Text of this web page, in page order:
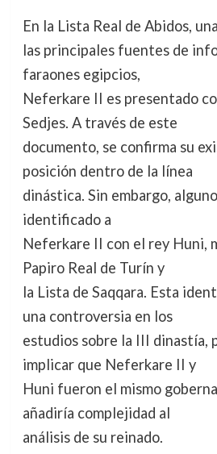
En la Lista Real de Abidos,
las principales fuentes de
faraones egipcios,
Neferkare II es presentado
Sedjes. A través de este
documento, se confirma su
posición dentro de la línea
dinástica. Sin embargo,
identificado a
Neferkare II con el rey Huni,
Papiro Real de Turín y
la Lista de Saqqara. Esta
una controversia en los
estudios sobre la III dinastía,
implicar que Neferkare II y
Huni fueron el mismo
añadiría complejidad al
análisis de su reinado.